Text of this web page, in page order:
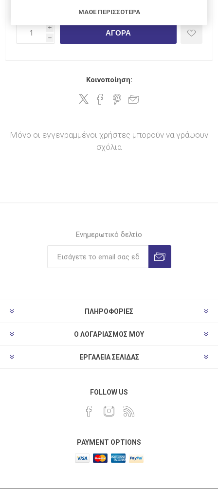
€2,60
i
h
ΑΓΟΡΆ
Κοινοποίηση:
Μόνο οι εγγεγραμμένοι χρήστες μπορούν να γράψουν
σχόλια
Ενημερωτικό δελτίο
ΠΛΗΡΟΦΟΡΊΕΣ
Ο ΛΟΓΑΡΙΑΣΜΌΣ ΜΟΥ
ΕΡΓΑΛΕΊΑ ΣΕΛΊΔΑΣ
FOLLOW US
PAYMENT OPTIONS
ΜΆΘΕ ΠΕΡΙΣΣΌΤΕΡΑ